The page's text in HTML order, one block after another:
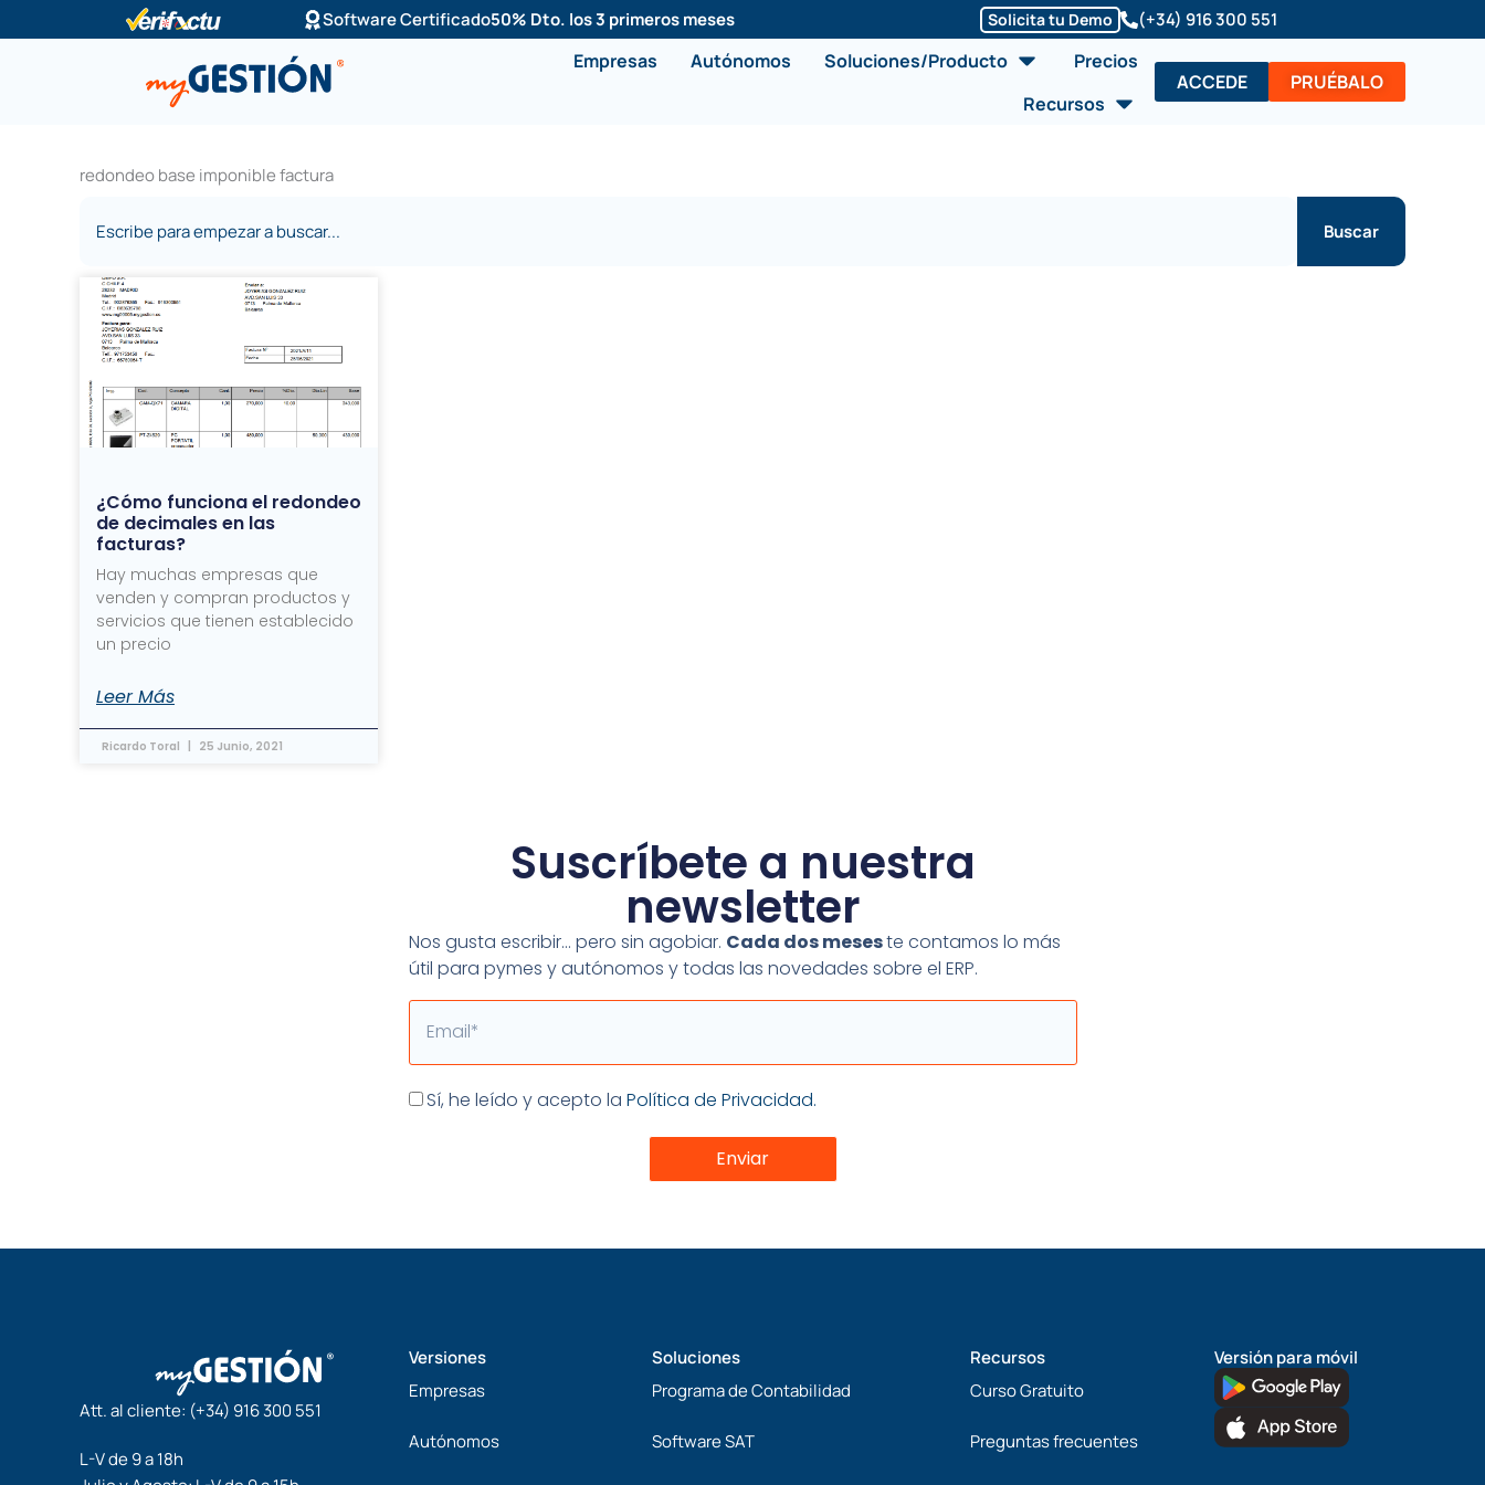
al
Software Certificado50% Dto. los 3 primeros meses Solicita tu Demo (+34) 916 300 551
Empresas Autónomos Soluciones/Producto Abrir Soluciones/Producto
Precios
Recursos Abrir Recursos
ACCEDE PRUÉBALO
redondeo base imponible factura
Buscar
¿Cómo funciona el redondeo
de decimales en las
facturas?
Hay muchas empresas que
venden y compran productos y
servicios que tienen establecido
un precio
Leer Más
Ricardo Toral 25 Junio, 2021
Suscríbete a nuestra
newsletter
Nos gusta escribir… pero sin agobiar. Cada dos meseste contamos lo más
útil para pymes y autónomos y todas las novedades sobre el ERP.
Email
Aceptación
Sí, he leído y acepto la Política de Privacidad.
Enviar
Att. al cliente: (+34) 916 300 551
L-V de 9 a 18h
Versiones
Empresas
Autónomos
Soluciones
Programa de Contabilidad
Software SAT
Recursos
Curso Gratuito
Preguntas frecuentes
Versión para móvil